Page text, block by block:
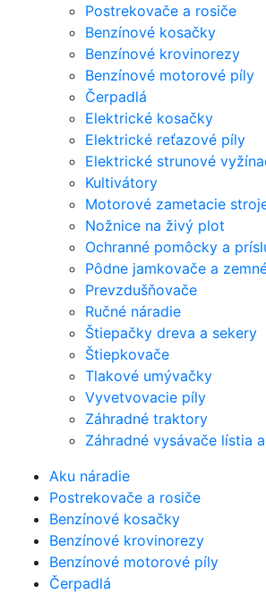
Postrekovače a rosiče
Benzínové kosačky
Benzínové krovinorezy
Benzínové motorové píly
Čerpadlá
Elektrické kosačky
Elektrické reťazové píly
Elektrické strunové
Kultivátory
Motorové zametacie
Nožnice na živý plot
Ochranné pomôcky a
Pôdne jamkovače a
Prevzdušňovače
Ručné náradie
Štiepačky dreva a sekery
Štiepkovače
Tlakové umývačky
Vyvetvovacie píly
Záhradné traktory
Záhradné vysávače lístia
Aku náradie
Postrekovače a rosiče
Benzínové kosačky
Benzínové krovinorezy
Benzínové motorové píly
Čerpadlá